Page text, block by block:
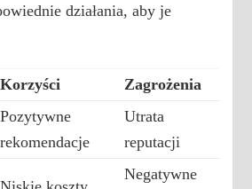
działania, aby je
Korzyści
Zagrożenia
Pozytywne
rekomendacje
Utrata
reputacji
Negatywne